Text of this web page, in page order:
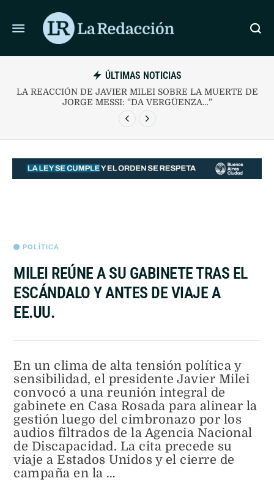
ÚLTIMAS NOTICIAS
Y ES EL ÚNICO EQUIPO SIN
EN EL CLAUSURA
LA REACCIÓN DE
POLÍTICA
MILEI REÚNE A SU GABINETE TRAS EL
ESCÁNDALO Y ANTES DE VIAJE A
EE.UU.
En un clima de alta tensión política y
sensibilidad, el presidente Javier Milei
convocó a una reunión integral de
gabinete en Casa Rosada para alinear la
gestión luego del cimbronazo por los
audios filtrados de la Agencia Nacional
de Discapacidad. La cita precede su
viaje a Estados Unidos y el cierre de
campaña en la …